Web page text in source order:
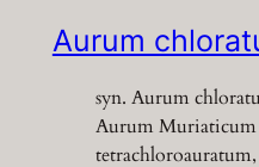
Aurum
syn. Aurum
Aurum